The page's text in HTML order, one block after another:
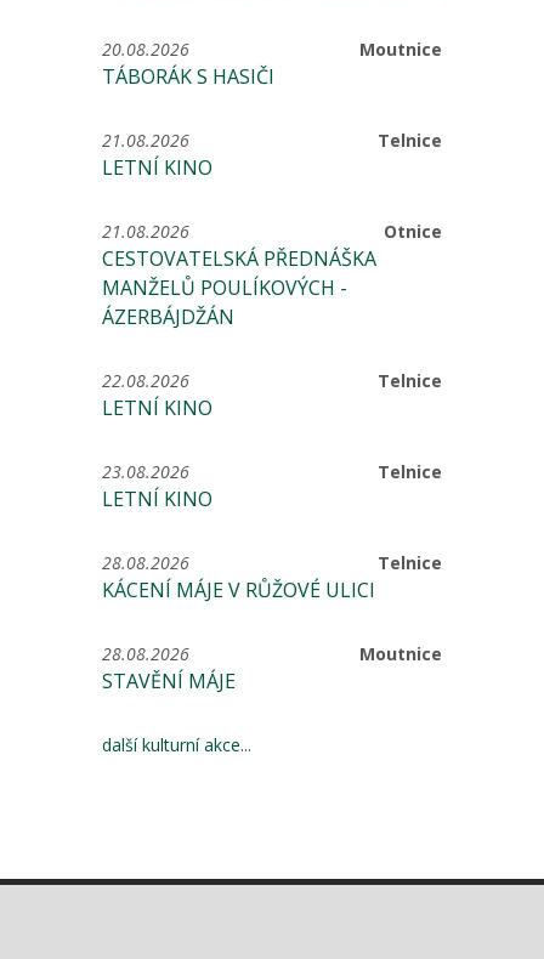
Moutnice
20.08.2026
TÁBORÁK S HASIČI
Telnice
21.08.2026
LETNÍ KINO
Otnice
21.08.2026
CESTOVATELSKÁ PŘEDNÁŠKA
MANŽELŮ POULÍKOVÝCH -
ÁZERBÁJDŽÁN
Telnice
22.08.2026
LETNÍ KINO
Telnice
23.08.2026
LETNÍ KINO
Telnice
28.08.2026
KÁCENÍ MÁJE V RŮŽOVÉ ULICI
Moutnice
28.08.2026
STAVĚNÍ MÁJE
další kulturní akce...